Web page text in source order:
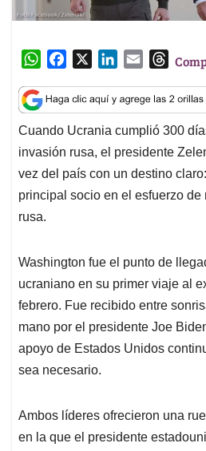
W
a
t
s
A
p
p
c
e
b
o
o
k
n
k
e
d
I
n
a
i
l
T
r
e
a
d
s
Cuando Ucrania cumplió 300
invasión rusa, el presidente
vez del país con un destino
principal socio en el esfuerzo de
rusa.
Washington fue el punto de
ucraniano en su primer viaje al
febrero. Fue recibido entre
mano por el presidente Joe
apoyo de Estados Unidos
sea necesario.
Ambos líderes ofrecieron una
en la que el presidente